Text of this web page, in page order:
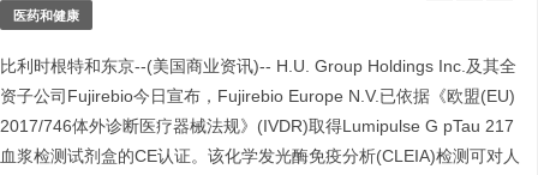
医药和健康
比利时根特和东京--(美国商业资讯)-- H.U. Group Holdings Inc.及其全
资子公司Fujirebio今日宣布，Fujirebio Europe N.V.已依据《欧盟(EU)
2017/746体外诊断医疗器械法规》(IVDR)取得Lumipulse G pTau 217
血浆检测试剂盒的CE认证。该化学发光酶免疫分析(CLEIA)检测可对人